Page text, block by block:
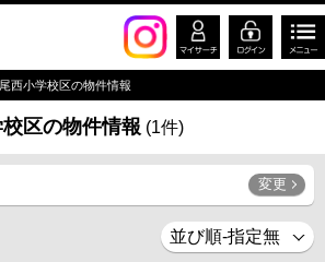
西小学校区の物件情報
区の物件情報 (1件)
変更